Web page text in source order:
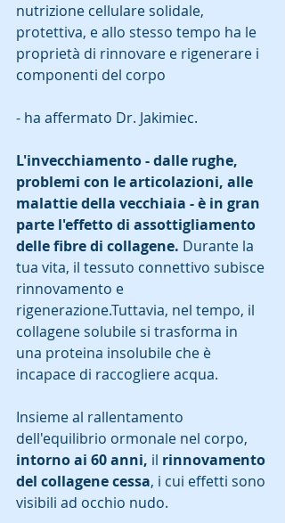
nutrizione cellulare solidale,
protettiva, e allo stesso tempo ha le
proprietà di rinnovare e rigenerare i
componenti del corpo
- ha affermato Dr. Jakimiec.
L'invecchiamento - dalle rughe,
problemi con le articolazioni, alle
malattie della vecchiaia - è in gran
parte l'effetto di assottigliamento
delle fibre di collagene. Durante la
tua vita, il tessuto connettivo subisce
rinnovamento e
rigenerazione.Tuttavia, nel tempo, il
collagene solubile si trasforma in
una proteina insolubile che è
incapace di raccogliere acqua.
Insieme al rallentamento
dell'equilibrio ormonale nel corpo,
intorno ai 60 anni, il rinnovamento
del collagene cessa, i cui effetti sono
visibili ad occhio nudo.